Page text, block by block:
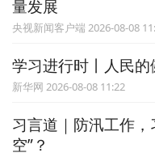
量发展
央视新闻客户端 2026-08-
学习进行时丨人民
新华网 2026-08-08 11:22
习言道｜防汛工作
空”？